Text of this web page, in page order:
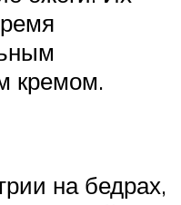
кремом.
на бедрах,